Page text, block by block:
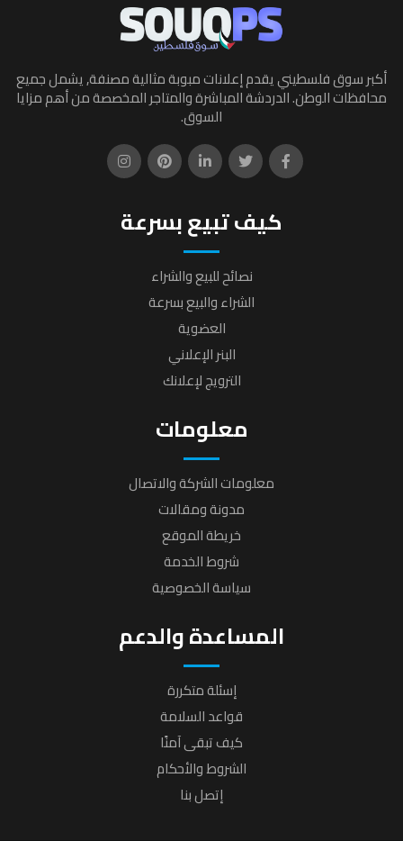
أكبر سوق فلسطيني يقدم إعلانات مبوبة مثالية مصنفة, يشمل جميع
محافظات الوطن. الدردشة المباشرة والمتاجر المخصصة من أهم مزايا
السوق.
كيف تبيع بسرعة
نصائح للبيع والشراء
الشراء والبيع بسرعة
العضوية
البنر الإعلاني
الترويج لإعلانك
معلومات
معلومات الشركة والاتصال
مدونة ومقالات
خريطة الموقع
شروط الخدمة
سياسة الخصوصية
المساعدة والدعم
إسئلة متكررة
قواعد السلامة
كيف تبقى آمنًا
الشروط والأحكام
إتصل بنا